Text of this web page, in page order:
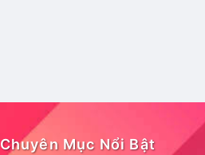
Chuyên Mục Nổi Bật